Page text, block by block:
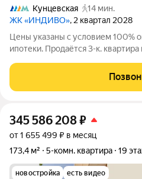
Кунцевская
14 мин.
ЖК «ИНДИВО», 2 квартал 2028
Цены указаны с условием 100%
ипотеки. Продаётся 3-к.
комплексе бизнес-класса
ЖК расположен в 5 минутах от
345 586 208₽
от 1 655 499 ₽ в месяц
173,4 м²
5-комн. квартира 19
новостройка есть видео